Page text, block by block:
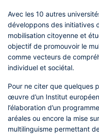
Avec les 10 autres
développons des initiatives
mobilisation citoyenne et
objectif de promouvoir le
comme vecteurs de
individuel et sociétal.
Pour ne citer que quelques
œuvre d’un Institut
l’élaboration d’un
aréales ou encore la mise
multilinguisme permettant